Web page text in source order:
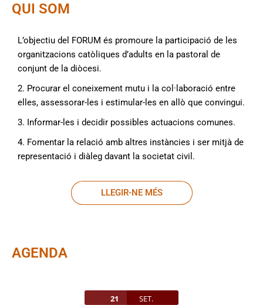
QUI SOM
L’objectiu del FORUM és promoure la participació de les
organitzacions catòliques d’adults en la pastoral de
conjunt de la diòcesi.
2. Procurar el coneixement mutu i la col·laboració entre
elles, assessorar-les i estimular-les en allò que convingui.
3. Informar-les i decidir possibles actuacions comunes.
4. Fomentar la relació amb altres instàncies i ser mitjà de
representació i diàleg davant la societat civil.
LLEGIR-NE MÉS
AGENDA
21 SET.